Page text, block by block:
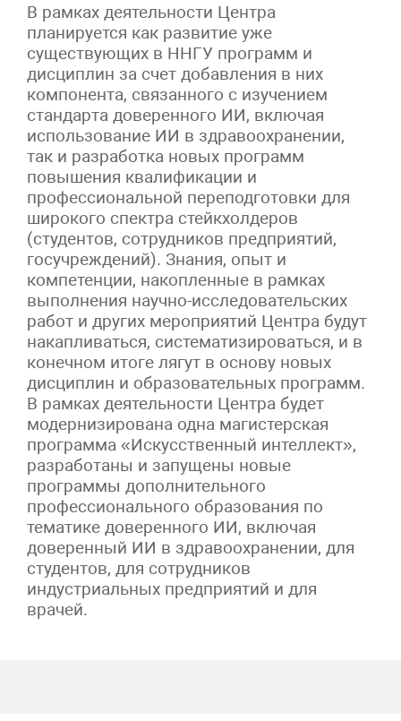
В рамках деятельности Центра
планируется как развитие уже
существующих в ННГУ программ и
дисциплин за счет добавления в них
компонента, связанного с изучением
стандарта доверенного ИИ, включая
использование ИИ в здравоохранении,
так и разработка новых программ
повышения квалификации и
профессиональной переподготовки для
широкого спектра стейкхолдеров
(студентов, сотрудников предприятий,
госучреждений). Знания, опыт и
компетенции, накопленные в рамках
выполнения научно-исследовательских
работ и других мероприятий Центра будут
накапливаться, систематизироваться, и в
конечном итоге лягут в основу новых
дисциплин и образовательных программ.
В рамках деятельности Центра будет
модернизирована одна магистерская
программа «Искусственный интеллект»,
разработаны и запущены новые
программы дополнительного
профессионального образования по
тематике доверенного ИИ, включая
доверенный ИИ в здравоохранении, для
студентов, для сотрудников
индустриальных предприятий и для
врачей.